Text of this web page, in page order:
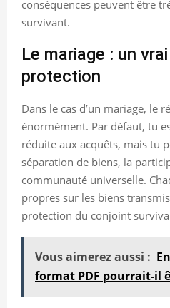
conséquences peuvent être
survivant.
Le mariage : un
protection
Dans le cas d’un mariage, le
énormément. Par défaut, tu
réduite aux acquêts, mais tu
séparation de biens, la
communauté universelle.
propres sur les biens
protection du conjoint
Vous aimerez aussi :
format PDF pourrait-il